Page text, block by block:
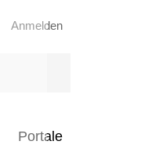
Anmelden
Portale